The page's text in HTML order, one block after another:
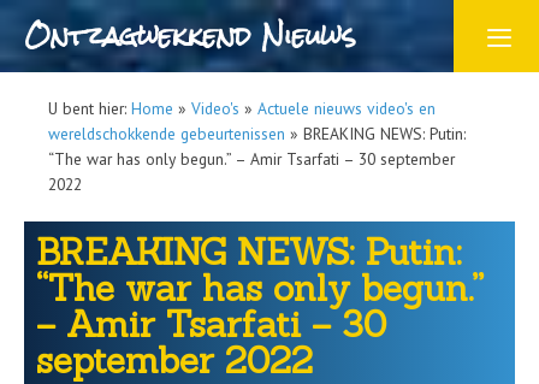
Ontzagwekkend Nieuws
U bent hier: Home » Video's » Actuele nieuws video's en
wereldschokkende gebeurtenissen » BREAKING NEWS: Putin:
“The war has only begun.” – Amir Tsarfati – 30 september
2022
BREAKING NEWS: Putin:
“The war has only begun.”
– Amir Tsarfati – 30
september 2022